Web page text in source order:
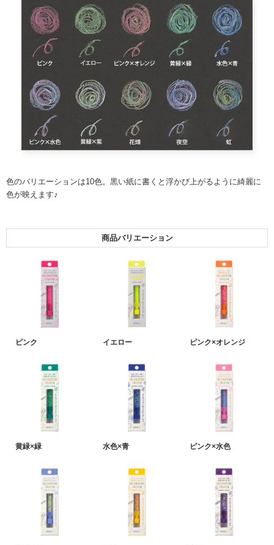
色のバリエーションは10色。黒い紙に書くと浮かび上がるように綺麗に
色が映えます♪
商品バリエーション
ピンク イエロー ピンク×オレンジ
黄緑×緑 水色×青 ピンク×水色